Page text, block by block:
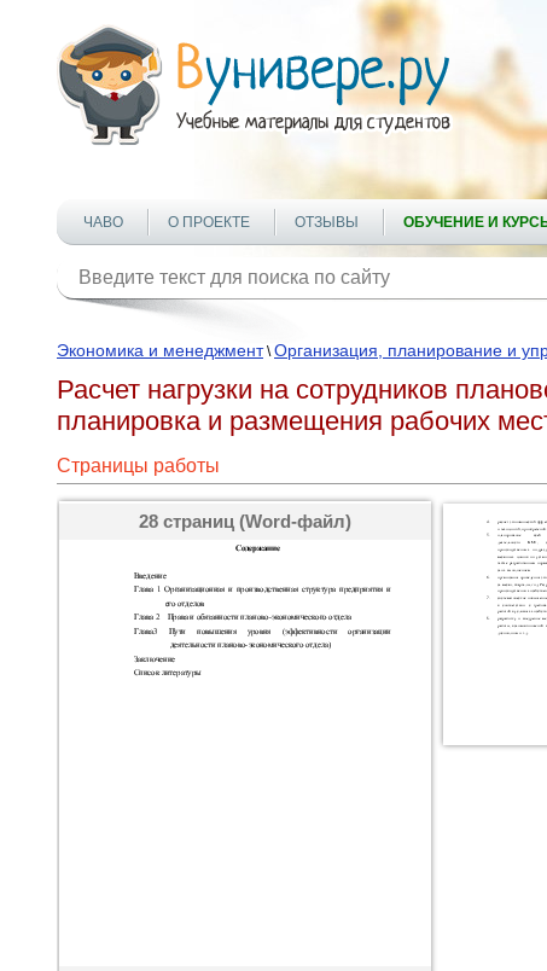
ЧАВО О ПРОЕКТЕ ОТЗЫВЫ ОБУЧЕНИЕ И
Экономика и менеджмент\Организация, планирование и
Расчет нагрузки на сотрудников
планировка и размещения рабочих
Страницы работы
28 страниц (Word-файл)